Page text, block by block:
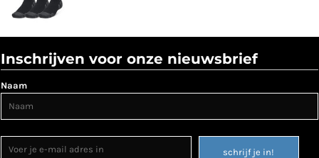
Inschrijven voor onze nieuwsbrief
Naam
schrijf je in!